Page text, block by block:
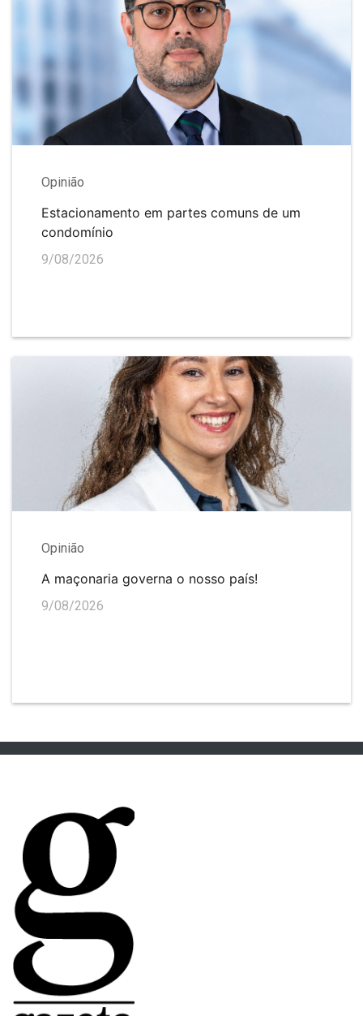
Opinião
Estacionamento em partes comuns de um
condomínio
9/08/2026
Opinião
A maçonaria governa o nosso país!
9/08/2026